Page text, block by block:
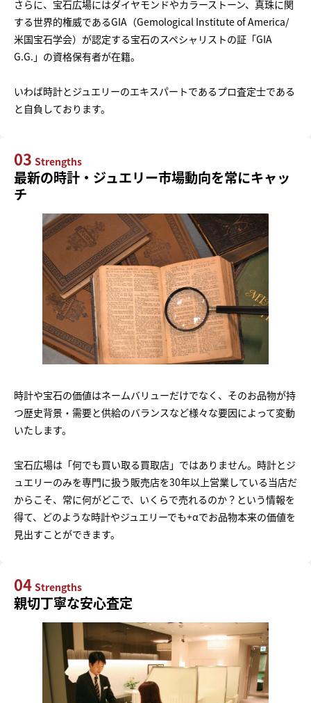
さらに、宝石広場にはダイヤモンドやカラーストーン、真珠に関
する世界的権威であるGIA（Gemological Institute of America/
米国宝石学会）が認定する宝石のスペシャリストの証「GIA
G.G.」の資格保有者が在籍。
いわば時計とジュエリーのエキスパートであるプロ査定士である
と自負しております。
03 Strengths
最新の時計・ジュエリー市場動向を常にキャッ
チ
時計や宝石の価値はネームバリューだけでなく、そのお品物が持
つ歴史背景・需要と供給のバランスなど様々な要因によって変動
いたします。
宝石広場は「何でも買い取る買取店」ではありません。時計とジ
ュエリーのみを専門に扱う販売店を30年以上営業している当店だ
からこそ、常に何がどこで、いくらで売れるのか？という情報を
得て、どのような時計やジュエリーでも+αでお品物本来の価値を
見出すことができます。
04 Strengths
親切丁寧な安心査定